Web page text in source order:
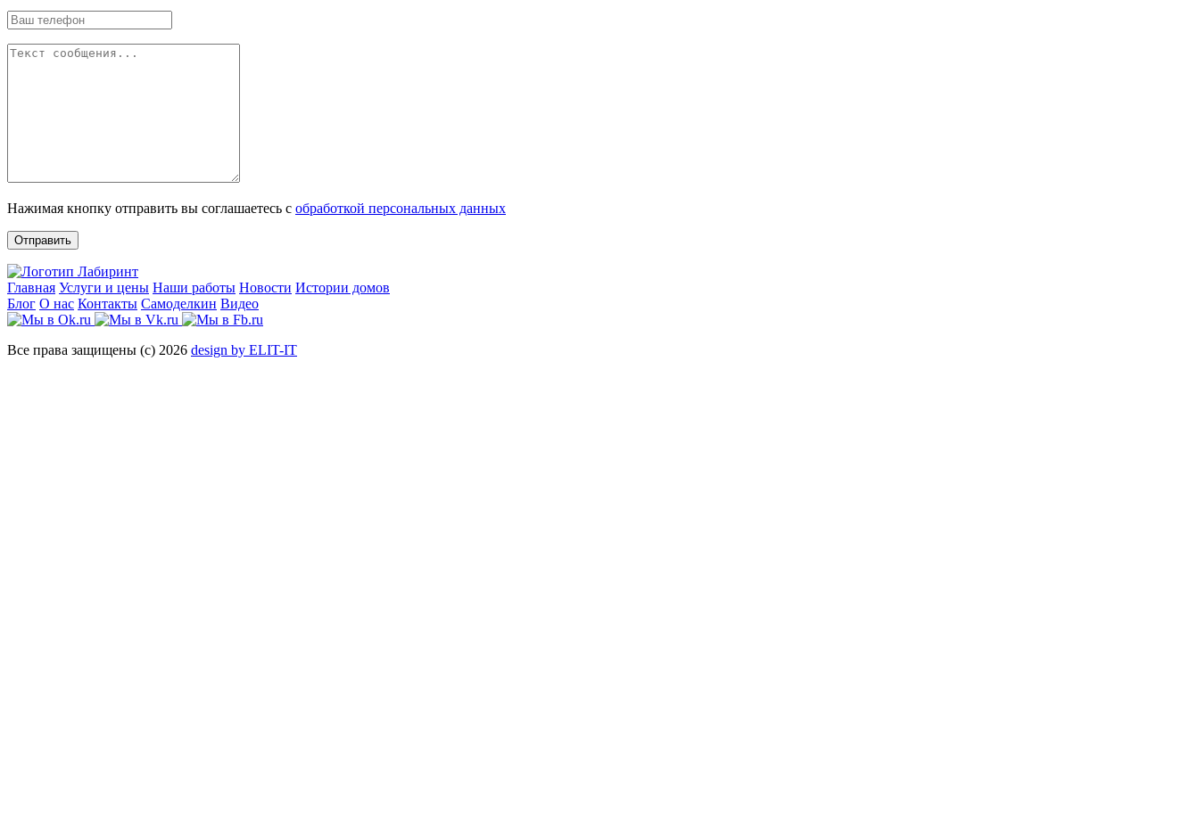
Нажимая кнопку отправить вы соглашаетесь с обработкой персональных данных
Отправить
Главная Услуги и цены Наши работы Новости Истории домов
Блог О нас Контакты Самоделкин Видео
Все права защищены (с) 2026 design by ELIT-IT